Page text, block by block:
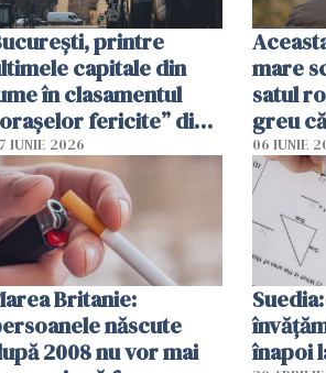
printre
capitale din
în clasamentul
fericite” din
IUNIE 2026
mare
satul
greu
pe-
06 IUNIE
Britanie:
născute
2008 nu vor mai
înapoi